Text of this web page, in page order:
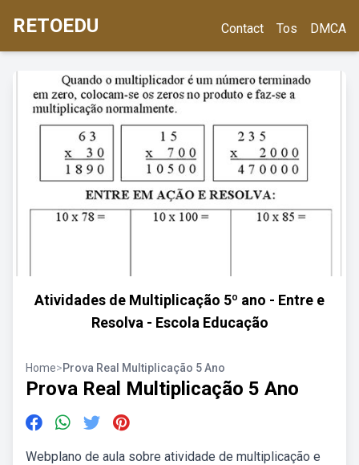
RETOEDU Contact Tos DMCA
Atividades de Multiplicação 5º ano - Entre e
Resolva - Escola Educação
Home>Prova Real Multiplicação 5 Ano
Prova Real Multiplicação 5 Ano
Webplano de aula sobre atividade de multiplicação e